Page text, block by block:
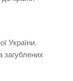
України.
загублених